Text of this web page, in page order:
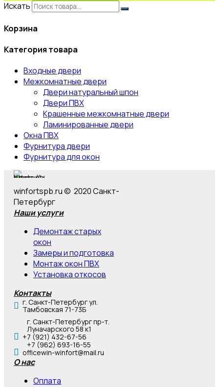
Искать
Корзина
Категория товара
Входные двери
Межкомнатные двери
Двери натуральный шпон
Двери ПВХ
Крашенные межкомнатные двери
Ламинированные двери
Окна ПВХ
Фурнитура двери
Фурнитура для окон
winfortspb.ru © 2020 Санкт-
Петербург
Наши услуги
Демонтаж старых
окон
Замеры и подготовка
Монтаж окон ПВХ
Установка откосов
Контакты
г. Санкт-Петербург ул.
Тамбовская 71-73Б
г. Санкт-Петербург пр-т.
Луначарского 58 к1
+7 (921) 432-67-56
+7 (962) 693-16-55
officewin-winfort@mail.ru
О нас
Оплата